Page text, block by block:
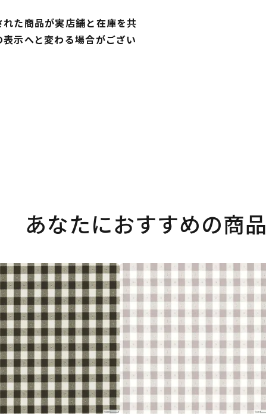
た商品が実店舗と在庫を共
示へと変わる場合がござい
あなたにおすすめの商品